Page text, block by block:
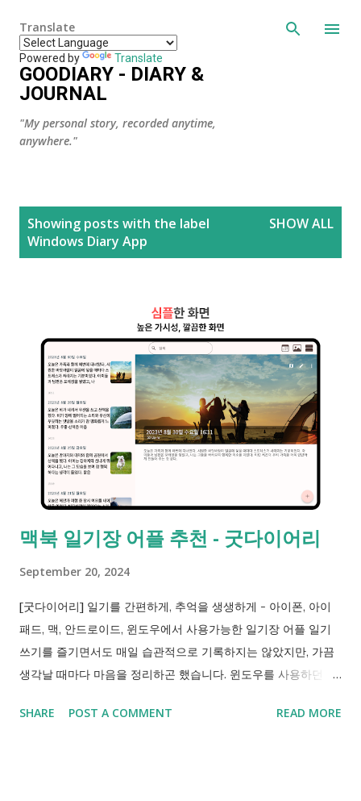
Translate
Powered by Translate
GOODIARY - DIARY &
JOURNAL
"My personal story, recorded anytime,
anywhere."
Showing posts with the label
Windows Diary App
SHOW ALL
맥북 일기장 어플 추천 - 굿다이어리
September 20, 2024
[굿다이어리] 일기를 간편하게, 추억을 생생하게 - 아이폰, 아이
패드, 맥, 안드로이드, 윈도우에서 사용가능한 일기장 어플 일기
쓰기를 즐기면서도 매일 습관적으로 기록하지는 않았지만, 가끔
생각날 때마다 마음을 정리하곤 했습니다. 윈도우를 사용하던 시
어플들이 뭔가 하나찍 부족하게 느껴는데, 굿다이어리는 모바일
SHARE POST A COMMENT READ MORE